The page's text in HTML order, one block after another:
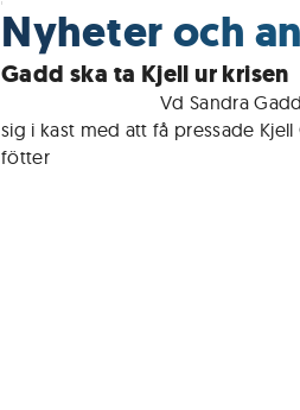
Nyheter och
Gadd ska ta Kjell ur krisen
För medlemmar • Vd Sandra
sig i kast med att få pressade
fötter